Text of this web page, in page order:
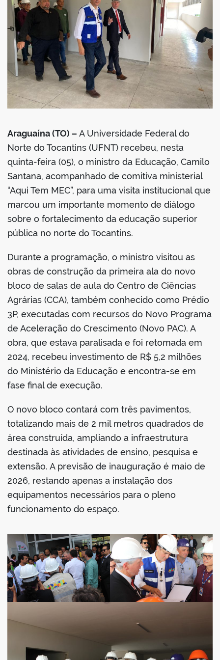
portal
Araguaína (TO) – A Universidade Federal do
Norte do Tocantins (UFNT) recebeu, nesta
quinta-feira (05), o ministro da Educação, Camilo
Santana, acompanhado de comitiva ministerial
“Aqui Tem MEC”, para uma visita institucional que
marcou um importante momento de diálogo
sobre o fortalecimento da educação superior
pública no norte do Tocantins.
Durante a programação, o ministro visitou as
obras de construção da primeira ala do novo
bloco de salas de aula do Centro de Ciências
Agrárias (CCA), também conhecido como Prédio
3P, executadas com recursos do Novo Programa
de Aceleração do Crescimento (Novo PAC). A
obra, que estava paralisada e foi retomada em
2024, recebeu investimento de R$ 5,2 milhões
do Ministério da Educação e encontra-se em
fase final de execução.
O novo bloco contará com três pavimentos,
totalizando mais de 2 mil metros quadrados de
área construída, ampliando a infraestrutura
destinada às atividades de ensino, pesquisa e
extensão. A previsão de inauguração é maio de
2026, restando apenas a instalação dos
equipamentos necessários para o pleno
funcionamento do espaço.